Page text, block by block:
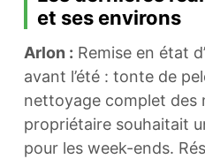
et ses environs
Arlon : Remise en état
avant l’été : tonte de
nettoyage complet des
propriétaire souhaitait
pour les week-ends.